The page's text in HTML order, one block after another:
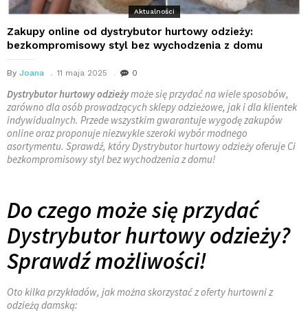
Aktualności
Zakupy online od dystrybutor hurtowy odzieży:
bezkompromisowy styl bez wychodzenia z domu
By Joana 11 maja 2025 0
Dystrybutor hurtowy odzieżymoże się przydać na wiele sposobów,
zarówno dla osób prowadzących sklepy odzieżowe, jak i dla klientek
indywidualnych. Przede wszystkim gwarantuje wygodę zakupów
online oraz proponuje niezwykle szeroki wybór modnego
asortymentu. Sprawdź, który Dystrybutor hurtowy odzieży oferuje Ci
bezkompromisowy styl bez wychodzenia z domu!
Do czego może się przydać
Dystrybutor hurtowy odzieży?
Sprawdź możliwości!
Oto kilka przykładów, jak można skorzystać z oferty hurtowni z
odzieżą damską: